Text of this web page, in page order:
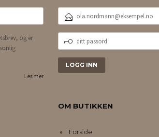
og er
Les mer
POSTADRESSE
PASSORD
OM BUTIKKEN
Forside